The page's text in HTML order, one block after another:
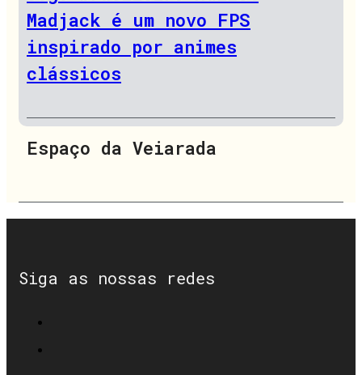
Madjack é um novo FPS
inspirado por animes
clássicos
Espaço da Veiarada
Siga as nossas redes